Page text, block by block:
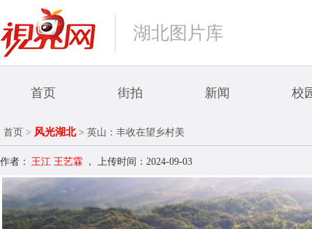
湖北图片库
首页 街拍 新闻 校
首页 > 风光湖北> 英山：丰收在望乡村美
作者： 王江 王艺霖 ， 上传时间：2024-09-03